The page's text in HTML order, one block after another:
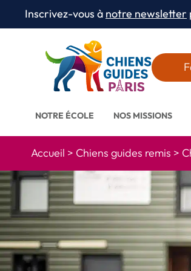
Aller au texte
Aller au menu
Inscrivez-vous à notre newsletter
NOTRE ÉCOLE NOS MISSIONS
Accueil > Chiens guides remis >